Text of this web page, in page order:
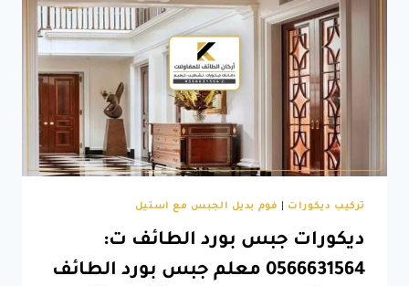
نوم
الطائف
–
اشكال
جبس
بورد
بالطائف
تركيب ديكورات فوم بديل الجبس مع استيل
ديكورات جبس بورد الطائف ت:
0566631564 معلم جبس بورد الطائف